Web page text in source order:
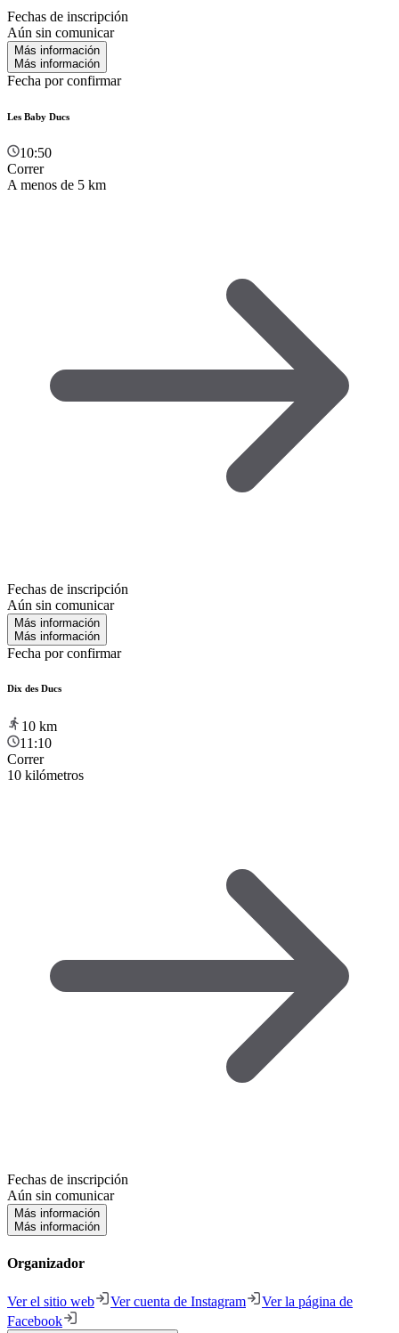
Fechas de inscripción
Aún sin comunicar
Más información
Más información
Fecha por confirmar
Les Baby Ducs
10:50
Correr
A menos de 5 km
Fechas de inscripción
Aún sin comunicar
Más información
Más información
Fecha por confirmar
Dix des Ducs
10 km
11:10
Correr
10 kilómetros
Fechas de inscripción
Aún sin comunicar
Más información
Más información
Organizador
Ver el sitio web Ver cuenta de Instagram
Ver la página de
Facebook